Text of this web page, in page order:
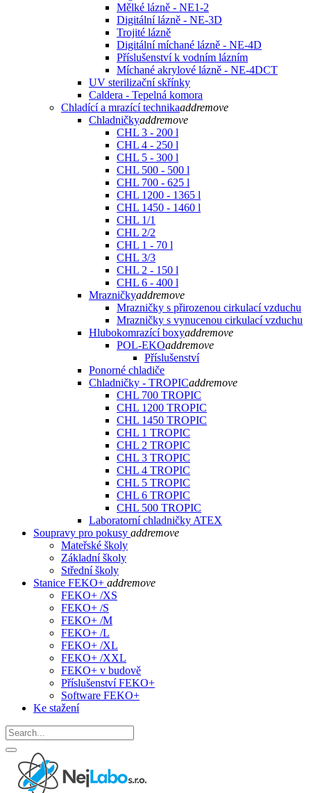
Mělké lázně - NE1-2
Digitální lázně - NE-3D
Trojité lázně
Digitální míchané lázně - NE-4D
Příslušenství k vodním lázním
Míchané akrylové lázně - NE-4DCT
UV sterilizační skřínky
Caldera - Tepelná komora
Chladící a mrazící technikaaddremove
Chladničkyaddremove
CHL 3 - 200 l
CHL 4 - 250 l
CHL 5 - 300 l
CHL 500 - 500 l
CHL 700 - 625 l
CHL 1200 - 1365 l
CHL 1450 - 1460 l
CHL 1/1
CHL 2/2
CHL 1 - 70 l
CHL 3/3
CHL 2 - 150 l
CHL 6 - 400 l
Mrazničkyaddremove
Mrazničky s přirozenou cirkulací vzduchu
Mrazničky s vynucenou cirkulací vzduchu
Hlubokomrazící boxyaddremove
POL-EKOaddremove
Příslušenství
Ponorné chladiče
Chladničky - TROPICaddremove
CHL 700 TROPIC
CHL 1200 TROPIC
CHL 1450 TROPIC
CHL 1 TROPIC
CHL 2 TROPIC
CHL 3 TROPIC
CHL 4 TROPIC
CHL 5 TROPIC
CHL 6 TROPIC
CHL 500 TROPIC
Laboratorní chladničky ATEX
Soupravy pro pokusy addremove
Mateřské školy
Základní školy
Střední školy
Stanice FEKO+ addremove
FEKO+ /XS
FEKO+ /S
FEKO+ /M
FEKO+ /L
FEKO+ /XL
FEKO+ /XXL
FEKO+ v budově
Příslušenství FEKO+
Software FEKO+
Ke stažení